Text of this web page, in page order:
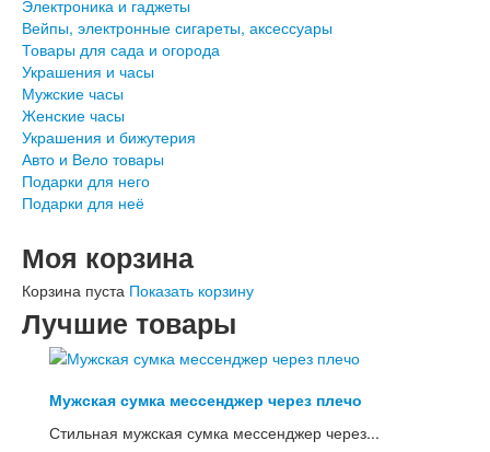
Женские часы
Украшения и бижутерия
Авто и Вело товары
Подарки для него
Подарки для неё
Электроника и гаджеты
Вейпы, электронные сигареты, аксессуары
Товары для сада и огорода
Украшения и часы
Мужские часы
Женские часы
Украшения и бижутерия
Авто и Вело товары
Подарки для него
Подарки для неё
Моя корзина
Корзина пуста Показать корзину
Лучшие товары
Мужская сумка мессенджер через плечо
Стильная мужская сумка мессенджер через...